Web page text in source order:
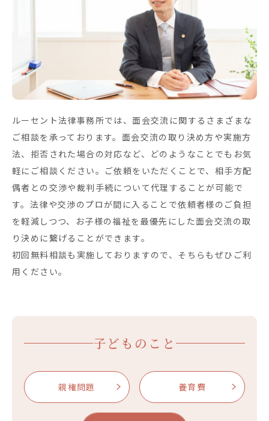
ルーセント法律事務所では、面会交流に関するさまざまな
ご相談を承っております。面会交流の取り決め方や実施方
法、拒否された場合の対応など、どのようなことでもお気
軽にご相談ください。ご依頼をいただくことで、相手方配
偶者との交渉や裁判手続について代理することが可能で
す。法律や交渉のプロが間に入ることで依頼者様のご負担
を軽減しつつ、お子様の福祉を最優先にした面会交流の取
り決めに繋げることができます。
初回無料相談も実施しておりますので、そちらもぜひご利
用ください。
子どものこと
親権問題 養育費